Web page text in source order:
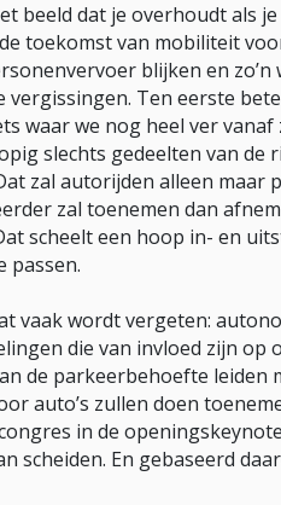
beeld dat je overhoudt als
toekomst van mobiliteit
blijken en zo’n
vergissingen. Ten eerste
waar we nog heel ver
slechts gedeelten van de
zal autorijden alleen maar
zal toenemen dan
scheelt een hoop in- en
passen.
vaak wordt vergeten:
die van invloed zijn op
de parkeerbehoefte leiden
auto’s zullen doen
in de
scheiden. En gebaseerd